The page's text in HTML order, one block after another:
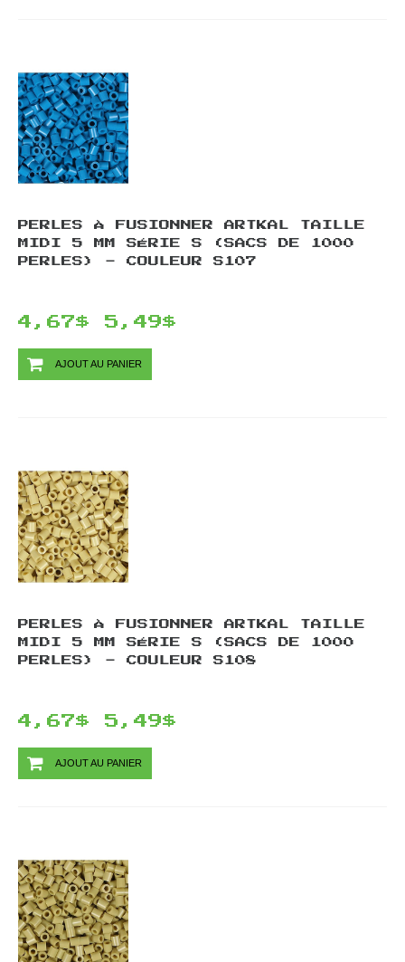
PERLES À FUSIONNER ARTKAL TAILLE
MIDI 5 MM SÉRIE S (SACS DE 1000
PERLES) - COULEUR S107
4,67$ 5,49$
AJOUT AU PANIER
PERLES À FUSIONNER ARTKAL TAILLE
MIDI 5 MM SÉRIE S (SACS DE 1000
PERLES) - COULEUR S108
4,67$ 5,49$
AJOUT AU PANIER